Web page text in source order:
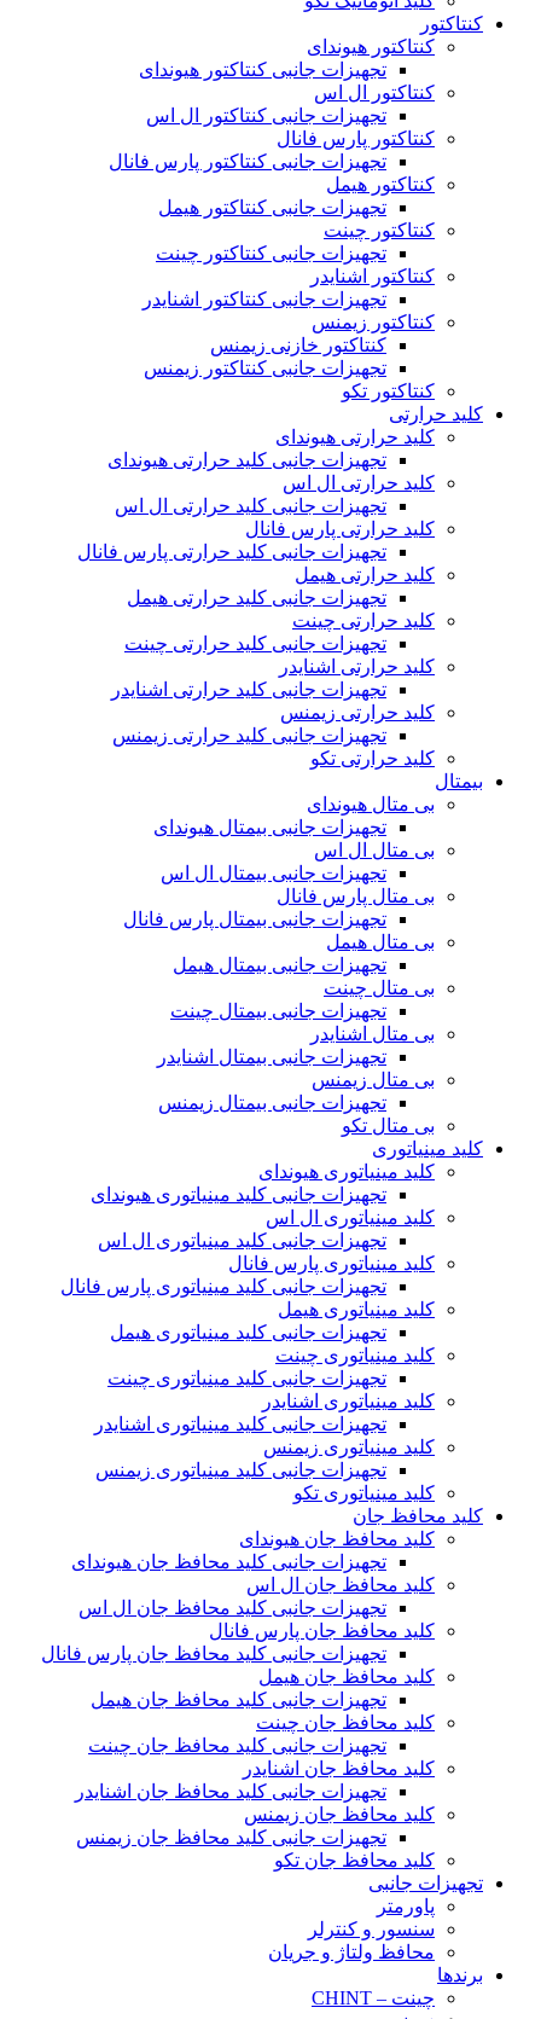
کنتاکتور
کنتاکتور هیوندای
تجهیزات جانبی کنتاکتور هیوندای
کنتاکتور ال اس
تجهیزات جانبی کنتاکتور ال اس
کنتاکتور پارس فانال
تجهیزات جانبی کنتاکتور پارس فانال
کنتاکتور هیمل
تجهیزات جانبی کنتاکتور هیمل
کنتاکتور چینت
تجهیزات جانبی کنتاکتور چینت
کنتاکتور اشنایدر
تجهیزات جانبی کنتاکتور اشنایدر
کنتاکتور زیمنس
کنتاکتور خازنی زیمنس
تجهیزات جانبی کنتاکتور زیمنس
کنتاکتور تکو
کلید حرارتی
کلید حرارتی هیوندای
تجهیزات جانبی کلید حرارتی هیوندای
کلید حرارتی ال اس
تجهیزات جانبی کلید حرارتی ال اس
کلید حرارتی پارس فانال
تجهیزات جانبی کلید حرارتی پارس فانال
کلید حرارتی هیمل
تجهیزات جانبی کلید حرارتی هیمل
کلید حرارتی چینت
تجهیزات جانبی کلید حرارتی چینت
کلید حرارتی اشنایدر
تجهیزات جانبی کلید حرارتی اشنایدر
کلید حرارتی زیمنس
تجهیزات جانبی کلید حرارتی زیمنس
کلید حرارتی تکو
بیمتال
بی متال هیوندای
تجهیزات جانبی بیمتال هیوندای
بی متال ال اس
تجهیزات جانبی بیمتال ال اس
بی متال پارس فانال
تجهیزات جانبی بیمتال پارس فانال
بی متال هیمل
تجهیزات جانبی بیمتال هیمل
بی متال چینت
تجهیزات جانبی بیمتال چینت
بی متال اشنایدر
تجهیزات جانبی بیمتال اشنایدر
بی متال زیمنس
تجهیزات جانبی بیمتال زیمنس
بی متال تکو
کلید مینیاتوری
کلید مینیاتوری هیوندای
تجهیزات جانبی کلید مینیاتوری هیوندای
کلید مینیاتوری ال اس
تجهیزات جانبی کلید مینیاتوری ال اس
کلید مینیاتوری پارس فانال
تجهیزات جانبی کلید مینیاتوری پارس فانال
کلید مینیاتوری هیمل
تجهیزات جانبی کلید مینیاتوری هیمل
کلید مینیاتوری چینت
تجهیزات جانبی کلید مینیاتوری چینت
کلید مینیاتوری اشنایدر
تجهیزات جانبی کلید مینیاتوری اشنایدر
کلید مینیاتوری زیمنس
تجهیزات جانبی کلید مینیاتوری زیمنس
کلید مینیاتوری تکو
کلید محافظ جان
کلید محافظ جان هیوندای
تجهیزات جانبی کلید محافظ جان هیوندای
کلید محافظ جان ال اس
تجهیزات جانبی کلید محافظ جان ال اس
کلید محافظ جان پارس فانال
تجهیزات جانبی کلید محافظ جان پارس فانال
کلید محافظ جان هیمل
تجهیزات جانبی کلید محافظ جان هیمل
کلید محافظ جان چینت
تجهیزات جانبی کلید محافظ جان چینت
کلید محافظ جان اشنایدر
تجهیزات جانبی کلید محافظ جان اشنایدر
کلید محافظ جان زیمنس
تجهیزات جانبی کلید محافظ جان زیمنس
کلید محافظ جان تکو
تجهیزات جانبی
پاورمتر
سنسور و کنترلر
محافظ ولتاژ و‌ جریان
برندها
چینت – CHINT